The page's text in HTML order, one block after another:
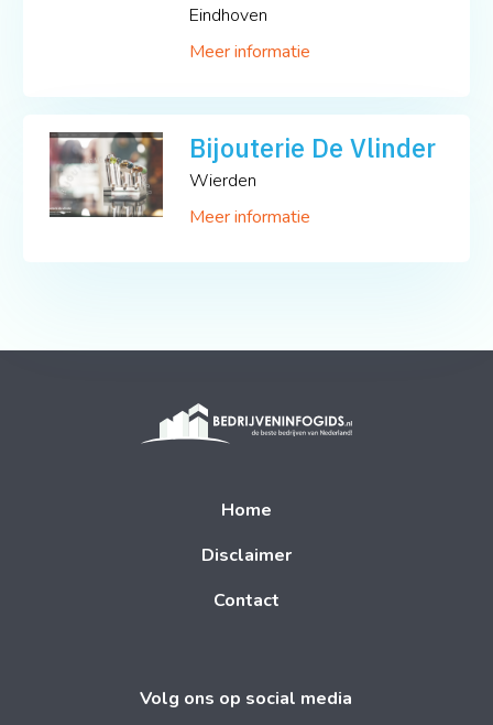
Eindhoven
Meer informatie
Bijouterie De Vlinder
Wierden
Meer informatie
Home
Disclaimer
Contact
Volg ons op social media